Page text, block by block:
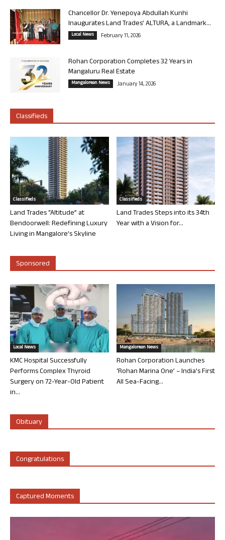
Chancellor Dr. Yenepoya Abdullah Kunhi
Inaugurates Land Trades’ ALTURA, a Landmark...
Local News February 11, 2026
Rohan Corporation Completes 32 Years in
Mangaluru Real Estate
Mangalorean News January 14, 2026
Classifieds
Classifieds
Land Trades “Altitude” at
Bendoorwell: Redefining Luxury
Living in Mangalore’s Skyline
Classifieds
Land Trades Steps into its 34th
Year with a Vision for...
Sponsored
Local News
KMC Hospital Successfully
Performs Complex Thyroid
Surgery on 72-Year-Old Patient
in...
Mangalorean News
Rohan Corporation Launches
‘Rohan Marina One’ – India’s First
All Sea-Facing...
Obituary
Congratulations
Captured Moments